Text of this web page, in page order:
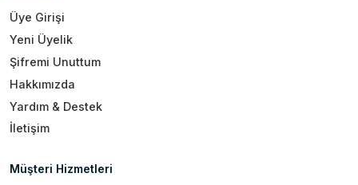
Üye Girişi
Yeni Üyelik
Şifremi Unuttum
Hakkımızda
Yardım & Destek
İletişim
Müşteri Hizmetleri